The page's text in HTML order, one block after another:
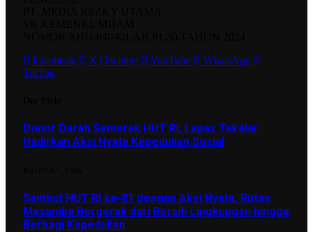
Facebook
X (Twitter) YouTube
WhatsApp
TikTok
Donor Darah Semarak HUT RI, Lapas Takalar
Hadirkan Aksi Nyata Kepedulian Sosial
Sambut HUT RI ke-81 dengan Aksi Nyata, Rutan
Masamba Bergerak dari Bersih Lingkungan hingga
Berbagi Kepedulian